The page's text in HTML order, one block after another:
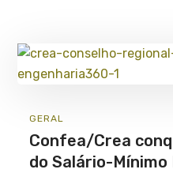
GERAL
Confea/Crea
do Salário-